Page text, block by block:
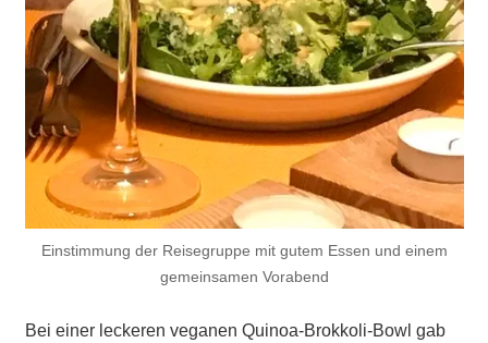
Einstimmung der Reisegruppe mit gutem Essen und einem
gemeinsamen Vorabend
Bei einer leckeren veganen Quinoa-Brokkoli-Bowl gab